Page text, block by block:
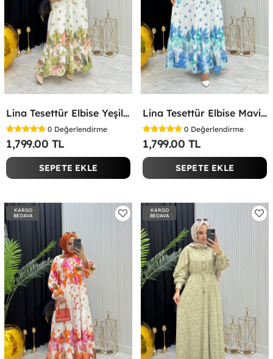
Lina Tesettür Elbise Yeşil Yeşil
0 Değerlendirme
1,799.00 TL
SEPETE EKLE
Lina Tesettür Elbise Mavi Mavi
0 Değerlendirme
1,799.00 TL
SEPETE EKLE
KARGO
BEDAVA
KARGO
BEDAVA